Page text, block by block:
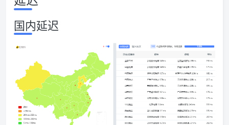
国内延迟